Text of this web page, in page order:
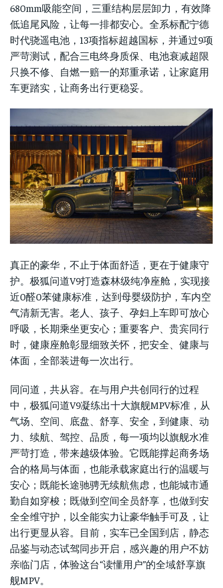
680mm吸能空间，三重结构层层卸力，有效降
低追尾风险，让每一排都安心。全系标配宁德
时代骁遥电池，13项指标超越国标，并通过9项
严苛测试，配合三电终身质保、电池衰减超限
只换不修、自燃一赔一的郑重承诺，让家庭用
车更踏实，让商务出行更稳妥。
真正的豪华，不止于体面舒适，更在于健康守
护。极狐问道V9打造森林级纯净座舱，实现接
近0醛0苯健康标准，达到母婴级防护，车内空
气清新无害。老人、孩子、孕妇上车即可放心
呼吸，长期乘坐更安心；重要客户、贵宾同行
时，健康座舱彰显细致关怀，把安全、健康与
体面，全部装进每一次出行。
同问道，共从容。在与用户共创同行的过程
中，极狐问道V9凝练出十大旗舰MPV标准，从
气场、空间、底盘、舒享、安全，到健康、动
力、续航、驾控、品质，每一项均以旗舰水准
严苛打造，带来越级体验。它既能撑起商务场
合的格局与体面，也能承载家庭出行的温暖与
安心；既能长途驰骋无续航焦虑，也能城市通
勤自如穿梭；既做到空间全员舒享，也做到安
全全维守护，以全能实力让豪华触手可及，让
出行更显从容。目前，实车已全国到店，静态
品鉴与动态试驾同步开启，感兴趣的用户不妨
亲临门店，体验这台“读懂用户”的全域舒享旗
舰MPV。